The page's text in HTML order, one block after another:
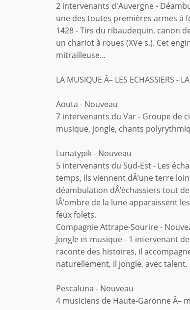
2 intervenants d'Auvergne -
une des toutes premières armes à
1428 - Tirs du ribaudequin, canon
un chariot à roues (XVe s.). Cet
mitrailleuse...
LA MUSIQUE Â– LES ECHASSIERS -
Aouta - Nouveau
7 intervenants du Var - Groupe de
musique, jongle, chants
Lunatypik - Nouveau
5 intervenants du Sud-Est - Les
temps, ils viennent dÂ’une terre
déambulation dÂ’échassiers tout
lÂ’ombre de la lune apparaissent
feux folets.
Compagnie Attrape-Sourire -
Jongle et musique - 1 intervenant
raconte des histoires, il
naturellement, il jongle, avec talent.
Pescaluna - Nouveau
4 musiciens de Haute-Garonne Â–